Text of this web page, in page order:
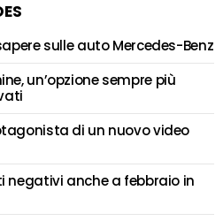
sulle auto Mercedes-Benz
un’opzione sempre più
di un nuovo video
negativi anche a febbraio in